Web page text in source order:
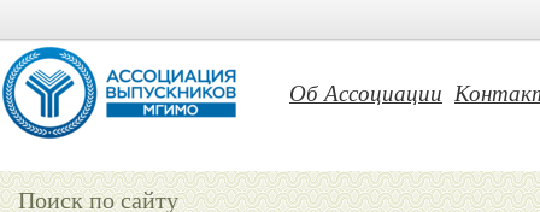
Об Ассоциации
Поиск по сайту